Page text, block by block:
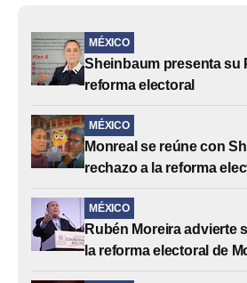
MÉXICO
Sheinbaum presenta su
reforma electoral
MÉXICO
Monreal se reúne con
rechazo a la reforma
MÉXICO
Rubén Moreira advierte
la reforma electoral de